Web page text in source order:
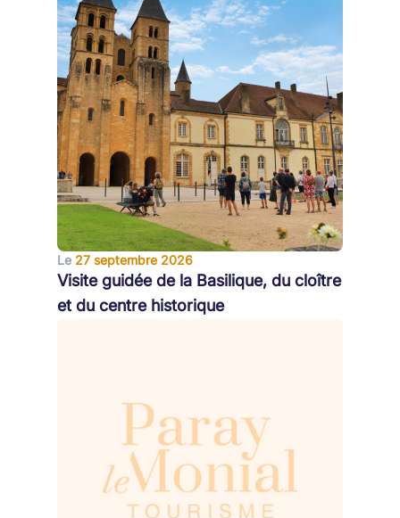
Le 27 septembre 2026
Visite guidée de la Basilique, du cloître
et du centre historique